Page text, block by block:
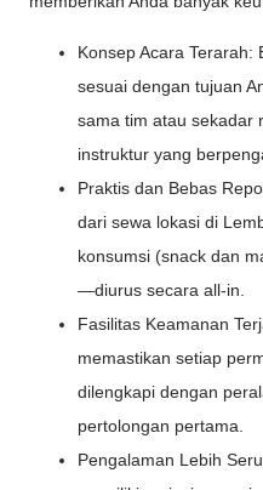
Konsep Acara Terarah:
sesuai dengan tujuan
sama tim atau sekadar
instruktur yang
Praktis dan Bebas
dari sewa lokasi di
konsumsi (snack dan
—diurus secara all-in.
Fasilitas Keamanan
memastikan setiap
dilengkapi dengan
pertolongan pertama.
Pengalaman Lebih